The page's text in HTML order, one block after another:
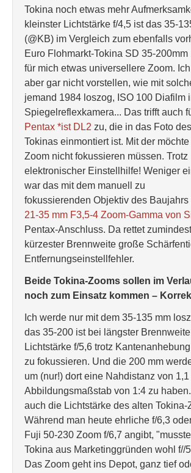
Tokina noch etwas mehr
kleinster Lichtstärke f/4,5 ist das 35-
(@KB) im Vergleich zum ebenfalls
Euro Flohmarkt-Tokina SD 35-200mm
für mich etwas universellere Zoom.
aber gar nicht vorstellen, wie mit
jemand 1984 loszog, ISO 100 Diafilm
Spiegelreflexkamera... Das trifft auch
Pentax *ist DL2 zu, die in das Foto
Tokinas einmontiert ist. Mit der
Zoom nicht fokussieren müssen. Trotz
elektronischer Einstellhilfe! Weniger
war das mit dem manuell zu
fokussierenden Objektiv des Baujahrs
21-35 mm F3,5-4 Zoom-Gamma von
Pentax-Anschluss. Da rettet
kürzester Brennweite große
Entfernungseinstellfehler.
Beide Tokina-Zooms sollen im
noch zum Einsatz kommen –
Ich werde nur mit dem 35-135 mm
das 35-200 ist bei längster
Lichtstärke f/5,6 trotz
zu fokussieren. Und die 200 mm
um (nur!) dort eine Nahdistanz von
Abbildungsmaßstab von 1:4 zu
auch die Lichtstärke des alten Tokina-
Während man heute ehrliche f/6,3
Fuji 50-230 Zoom f/6,7 angibt,
Tokina aus Marketinggründen wohl f//
Das Zoom geht ins Depot, ganz tief